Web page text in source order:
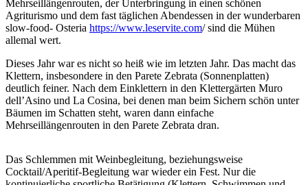
Mehrseillängenrouten, der Unterbringung in einen schönen
Agriturismo und dem fast täglichen Abendessen in der wunderbaren
slow-food- Osteria https://www.leservite.com/ sind die Mühen
allemal wert.
Dieses Jahr war es nicht so heiß wie im letzten Jahr. Das macht das
Klettern, insbesondere in den Parete Zebrata (Sonnenplatten)
deutlich feiner. Nach dem Einklettern in den Klettergärten Muro
dell’Asino und La Cosina, bei denen man beim Sichern schön unter
Bäumen im Schatten steht, waren dann einfache
Mehrseillängenrouten in den Parete Zebrata dran.
Das Schlemmen mit Weinbegleitung, beziehungsweise
Cocktail/Aperitif-Begleitung war wieder ein Fest. Nur die